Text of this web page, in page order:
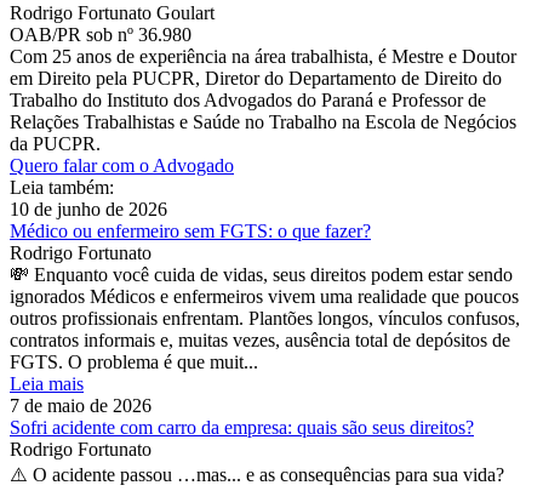
Rodrigo Fortunato Goulart
OAB/PR sob nº 36.980
Com 25 anos de experiência na área trabalhista, é Mestre e Doutor
em Direito pela PUCPR, Diretor do Departamento de Direito do
Trabalho do Instituto dos Advogados do Paraná e Professor de
Relações Trabalhistas e Saúde no Trabalho na Escola de Negócios
da PUCPR.
Quero falar com o Advogado
Leia também:
10 de junho de 2026
Médico ou enfermeiro sem FGTS: o que fazer?
Rodrigo Fortunato
💸 Enquanto você cuida de vidas, seus direitos podem estar sendo
ignorados Médicos e enfermeiros vivem uma realidade que poucos
outros profissionais enfrentam. Plantões longos, vínculos confusos,
contratos informais e, muitas vezes, ausência total de depósitos de
FGTS. O problema é que muit...
Leia mais
7 de maio de 2026
Sofri acidente com carro da empresa: quais são seus direitos?
Rodrigo Fortunato
⚠️ O acidente passou …mas... e as consequências para sua vida?